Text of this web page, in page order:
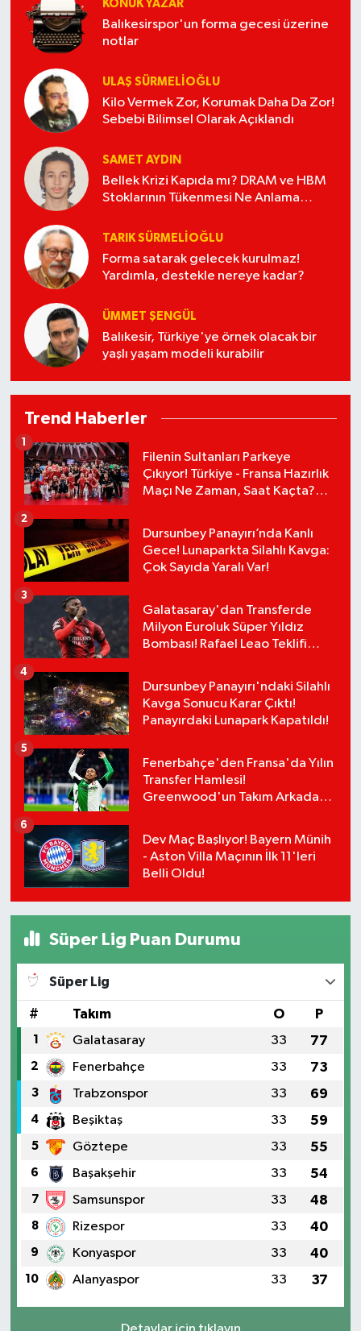
KONUK YAZAR
Balıkesirspor'un forma gecesi üzerine
notlar
ULAŞ SÜRMELİOĞLU
Kilo Vermek Zor, Korumak Daha Da Zor!
Sebebi Bilimsel Olarak Açıklandı
SAMET AYDIN
Bellek Krizi Kapıda mı? DRAM ve HBM
Stoklarının Tükenmesi Ne Anlama
TARIK SÜRMELIOĞLU
Forma satarak gelecek kurulmaz!
Yardımla, destekle nereye kadar?
ÜMMET ŞENGÜL
Balıkesir, Türkiye'ye örnek olacak bir
yaşlı yaşam modeli kurabilir
Trend Haberler
Filenin Sultanları Parkeye
Çıkıyor! Türkiye - Fransa Hazırlık
Maçı Ne Zaman, Saat Kaçta?
1
Dursunbey Panayırı’nda Kanlı
Gece! Lunaparkta Silahlı Kavga:
Çok Sayıda Yaralı Var!
2
Galatasaray'dan Transferde
Milyon Euroluk Süper Yıldız
Bombası! Rafael Leao Teklifi
3
Dursunbey Panayırı'ndaki Silahlı
Kavga Sonucu Karar Çıktı!
Panayırdaki Lunapark Kapatıldı!
4
Fenerbahçe'den Fransa'da Yılın
Transfer Hamlesi!
Greenwood'un Takım Arkadaşı
5
Dev Maç Başlıyor! Bayern Münih
- Aston Villa Maçının İlk 11'leri
Belli Oldu!
6
Süper Lig Puan Durumu
Süper Lig
# Takım O P
1 Galatasaray 33 77
2 Fenerbahçe 33 73
3 Trabzonspor 33 69
4 Beşiktaş 33 59
5 Göztepe 33 55
6 Başakşehir 33 54
7 Samsunspor 33 48
8 Rizespor 33 40
9 Konyaspor 33 40
10 Alanyaspor 33 37